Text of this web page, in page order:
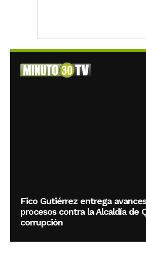
Fico Gutiérrez entrega
procesos contra la Alcaldía de
corrupción